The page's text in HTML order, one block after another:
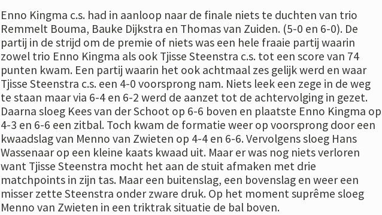
Enno Kingma c.s. had in aanloop naar de finale niets te duchten van trio
Remmelt Bouma, Bauke Dijkstra en Thomas van Zuiden. (5-0 en 6-0). De
partij in de strijd om de premie of niets was een hele fraaie partij waarin
zowel trio Enno Kingma als ook Tjisse Steenstra c.s. tot een score van 74
punten kwam. Een partij waarin het ook achtmaal zes gelijk werd en waar
Tjisse Steenstra c.s. een 4-0 voorsprong nam. Niets leek een zege in de weg
te staan maar via 6-4 en 6-2 werd de aanzet tot de achtervolging in gezet.
Daarna sloeg Kees van der Schoot op 6-6 boven en plaatste Enno Kingma op
4-3 en 6-6 een zitbal. Toch kwam de formatie weer op voorsprong door een
kwaadslag van Menno van Zwieten op 4-4 en 6-6. Vervolgens sloeg Hans
Wassenaar op een kleine kaats kwaad uit. Maar er was nog niets verloren
want Tjisse Steenstra mocht het aan de stuit afmaken met drie
matchpoints in zijn tas. Maar een buitenslag, een bovenslag en weer een
misser zette Steenstra onder zware druk. Op het moment suprême sloeg
Menno van Zwieten in een triktrak situatie de bal boven.